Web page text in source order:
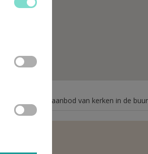
kan je het aanbod van kerken in de